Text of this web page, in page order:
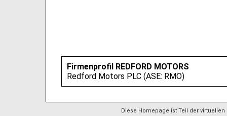
Firmenprofil REDFORD MOTORS
Redford Motors PLC (ASE: RMO)
Diese Homepage ist Teil der